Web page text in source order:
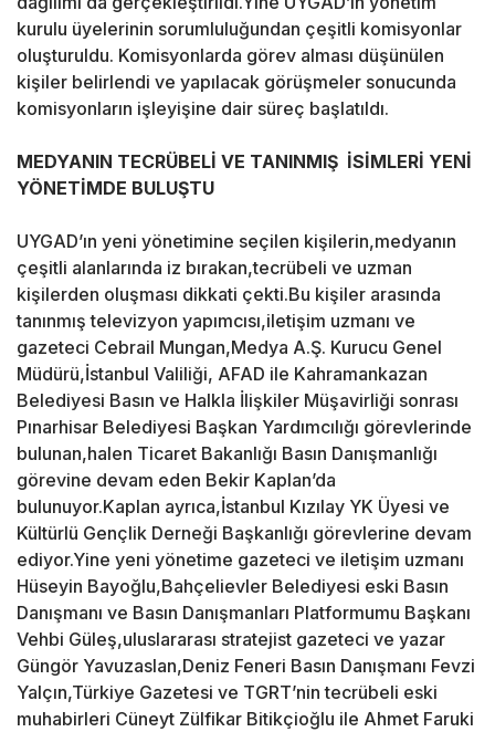
kurulu üyelerinin sorumluluğundan çeşitli komisyonlar
oluşturuldu. Komisyonlarda görev alması düşünülen
kişiler belirlendi ve yapılacak görüşmeler sonucunda
komisyonların işleyişine dair süreç başlatıldı.
MEDYANIN TECRÜBELİ VE TANINMIŞ İSİMLERİ YENİ
YÖNETİMDE BULUŞTU
UYGAD’ın yeni yönetimine seçilen kişilerin,medyanın
çeşitli alanlarında iz bırakan,tecrübeli ve uzman
kişilerden oluşması dikkati çekti.Bu kişiler arasında
tanınmış televizyon yapımcısı,iletişim uzmanı ve
gazeteci Cebrail Mungan,Medya A.Ş. Kurucu Genel
Müdürü,İstanbul Valiliği, AFAD ile Kahramankazan
Belediyesi Basın ve Halkla İlişkiler Müşavirliği sonrası
Pınarhisar Belediyesi Başkan Yardımcılığı görevlerinde
bulunan,halen Ticaret Bakanlığı Basın Danışmanlığı
görevine devam eden Bekir Kaplan’da
bulunuyor.Kaplan ayrıca,İstanbul Kızılay YK Üyesi ve
Kültürlü Gençlik Derneği Başkanlığı görevlerine devam
ediyor.Yine yeni yönetime gazeteci ve iletişim uzmanı
Hüseyin Bayoğlu,Bahçelievler Belediyesi eski Basın
Danışmanı ve Basın Danışmanları Platformumu Başkanı
Vehbi Güleş,uluslararası stratejist gazeteci ve yazar
Güngör Yavuzaslan,Deniz Feneri Basın Danışmanı Fevzi
Yalçın,Türkiye Gazetesi ve TGRT’nin tecrübeli eski
muhabirleri Cüneyt Zülfikar Bitikçioğlu ile Ahmet Faruki